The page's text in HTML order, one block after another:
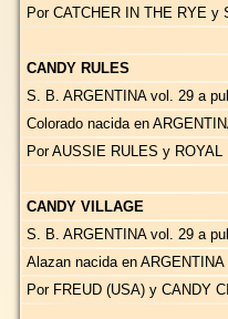
Por CATCHER IN THE RYE
CANDY RULES
S. B. ARGENTINA vol. 29 a
Colorado nacida en
Por AUSSIE RULES y
CANDY VILLAGE
S. B. ARGENTINA vol. 29 a
Alazan nacida en
Por FREUD (USA) y CANDY